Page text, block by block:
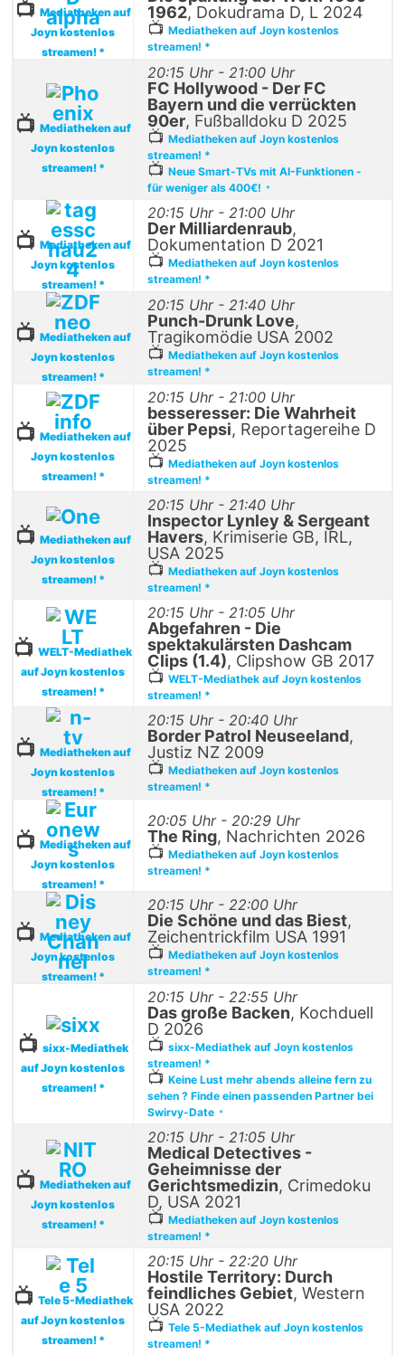
📺 Mediatheken auf
Joyn kostenlos
streamen! *
1962, Dokudrama D, L 2024
📺 Mediatheken auf Joyn kostenlos
streamen! *
📺 Mediatheken auf
Joyn kostenlos
streamen! *
20:15 Uhr - 21:00 Uhr
FC Hollywood - Der FC
Bayern und die verrückten
90er, Fußballdoku D 2025
📺 Mediatheken auf Joyn kostenlos
streamen! *
📺 Neue Smart-TVs mit AI-Funktionen -
für weniger als 400€! *
📺 Mediatheken auf
Joyn kostenlos
streamen! *
20:15 Uhr - 21:00 Uhr
Der Milliardenraub,
Dokumentation D 2021
📺 Mediatheken auf Joyn kostenlos
streamen! *
📺 Mediatheken auf
Joyn kostenlos
streamen! *
20:15 Uhr - 21:40 Uhr
Punch-Drunk Love,
Tragikomödie USA 2002
📺 Mediatheken auf Joyn kostenlos
streamen! *
📺 Mediatheken auf
Joyn kostenlos
streamen! *
20:15 Uhr - 21:00 Uhr
besseresser: Die Wahrheit
über Pepsi, Reportagereihe D
2025
📺 Mediatheken auf Joyn kostenlos
streamen! *
📺 Mediatheken auf
Joyn kostenlos
streamen! *
20:15 Uhr - 21:40 Uhr
Inspector Lynley & Sergeant
Havers, Krimiserie GB, IRL,
USA 2025
📺 Mediatheken auf Joyn kostenlos
streamen! *
📺WELT-Mediathek
auf Joyn kostenlos
streamen! *
20:15 Uhr - 21:05 Uhr
Abgefahren - Die
spektakulärsten Dashcam
Clips (1.4), Clipshow GB 2017
📺 WELT-Mediathek auf Joyn kostenlos
streamen! *
📺 Mediatheken auf
Joyn kostenlos
streamen! *
20:15 Uhr - 20:40 Uhr
Border Patrol Neuseeland,
Justiz NZ 2009
📺 Mediatheken auf Joyn kostenlos
streamen! *
📺 Mediatheken auf
Joyn kostenlos
streamen! *
20:05 Uhr - 20:29 Uhr
The Ring, Nachrichten 2026
📺 Mediatheken auf Joyn kostenlos
streamen! *
📺 Mediatheken auf
Joyn kostenlos
streamen! *
20:15 Uhr - 22:00 Uhr
Die Schöne und das Biest,
Zeichentrickfilm USA 1991
📺 Mediatheken auf Joyn kostenlos
streamen! *
📺 sixx-Mediathek
auf Joyn kostenlos
streamen! *
20:15 Uhr - 22:55 Uhr
Das große Backen, Kochduell
D 2026
📺 sixx-Mediathek auf Joyn kostenlos
streamen! *
📺 Keine Lust mehr abends alleine fern zu
sehen ? Finde einen passenden Partner bei
Swirvy-Date *
📺 Mediatheken auf
Joyn kostenlos
streamen! *
20:15 Uhr - 21:05 Uhr
Medical Detectives -
Geheimnisse der
Gerichtsmedizin, Crimedoku
D, USA 2021
📺 Mediatheken auf Joyn kostenlos
streamen! *
📺 Tele 5-Mediathek
auf Joyn kostenlos
streamen! *
20:15 Uhr - 22:20 Uhr
Hostile Territory: Durch
feindliches Gebiet, Western
USA 2022
📺 Tele 5-Mediathek auf Joyn kostenlos
streamen! *